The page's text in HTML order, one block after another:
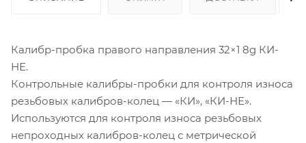
Калибр-пробка правого направления 32×1 8g КИ-
НЕ.
Контрольные калибры-пробки для контроля износа
резьбовых калибров-колец — «КИ», «КИ-НЕ».
Используются для контроля износа резьбовых
непроходных калибров-колец с метрической